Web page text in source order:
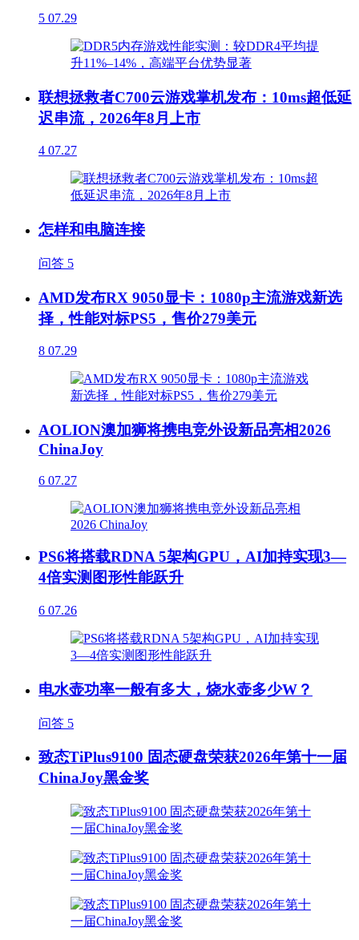
5 07.29
联想拯救者C700云游戏掌机发布：10ms超低延
迟串流，2026年8月上市
4 07.27
怎样和电脑连接
问答 5
AMD发布RX 9050显卡：1080p主流游戏新选
择，性能对标PS5，售价279美元
8 07.29
AOLION澳加狮将携电竞外设新品亮相2026
ChinaJoy
6 07.27
PS6将搭载RDNA 5架构GPU，AI加持实现3—
4倍实测图形性能跃升
6 07.26
电水壶功率一般有多大，烧水壶多少W？
问答 5
致态TiPlus9100 固态硬盘荣获2026年第十一届
ChinaJoy黑金奖